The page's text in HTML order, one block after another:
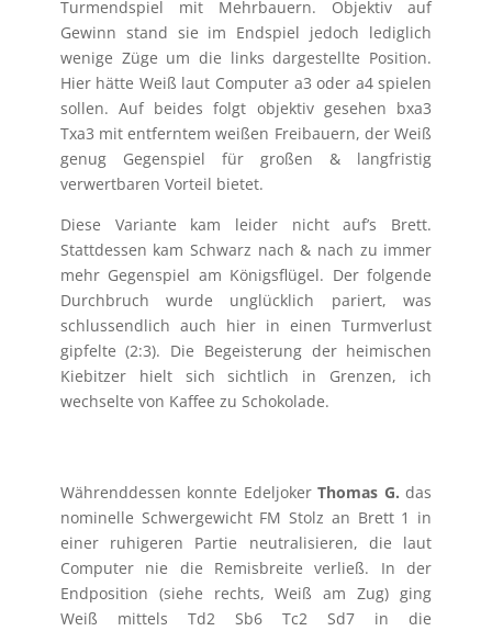
Turmendspiel mit Mehrbauern. Objektiv auf
Gewinn stand sie im Endspiel jedoch lediglich
wenige Züge um die links dargestellte Position.
Hier hätte Weiß laut Computer a3 oder a4 spielen
sollen. Auf beides folgt objektiv gesehen bxa3
Txa3 mit entferntem weißen Freibauern, der Weiß
genug Gegenspiel für großen & langfristig
verwertbaren Vorteil bietet.
Diese Variante kam leider nicht auf’s Brett.
Stattdessen kam Schwarz nach & nach zu immer
mehr Gegenspiel am Königsflügel. Der folgende
Durchbruch wurde unglücklich pariert, was
schlussendlich auch hier in einen Turmverlust
gipfelte (2:3). Die Begeisterung der heimischen
Kiebitzer hielt sich sichtlich in Grenzen, ich
wechselte von Kaffee zu Schokolade.
Währenddessen konnte EdeljokerThomas G. das
nominelle Schwergewicht FM Stolz an Brett 1 in
einer ruhigeren Partie neutralisieren, die laut
Computer nie die Remisbreite verließ. In der
Endposition (siehe rechts, Weiß am Zug) ging
Weiß mittels Td2 Sb6 Tc2 Sd7 in die